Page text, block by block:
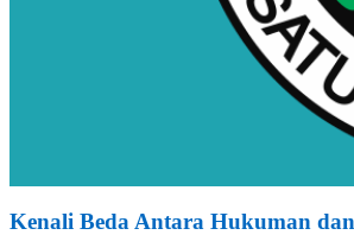
Kenali Beda Antara Hukuman